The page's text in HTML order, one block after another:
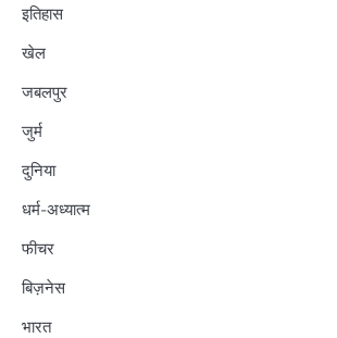
इतिहास
खेल
जबलपुर
जुर्म
दुनिया
धर्म-अध्यात्म
फीचर
बिज़नेस
भारत